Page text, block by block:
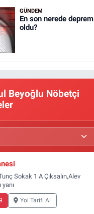
GÜNDEM
En son nerede deprem
oldu?
Beyoğlu Nöbetçi
Sokak 1 A Çıksalın,Alev
Yol Tarifi Al